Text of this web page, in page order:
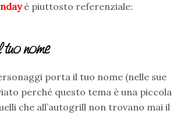
è piuttosto referenziale:
porta il tuo nome (nelle sue
perché questo tema è una piccola
che all’autogrill non trovano mai il